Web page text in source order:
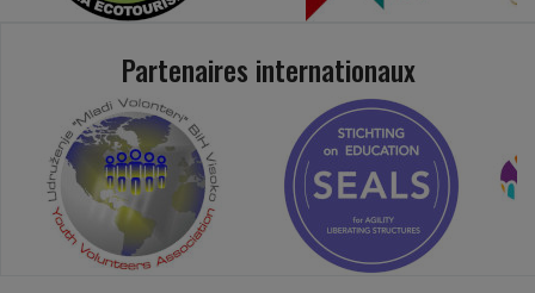
Partenaires internationaux